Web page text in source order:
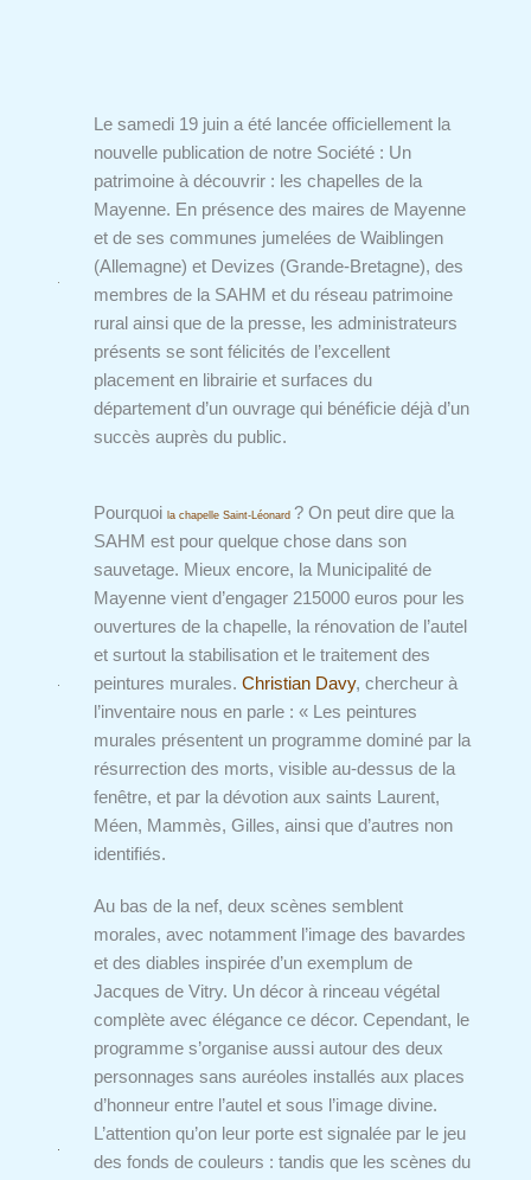
Le samedi 19 juin a été lancée officiellement la
nouvelle publication de notre Société : Un
patrimoine à découvrir : les chapelles de la
Mayenne. En présence des maires de Mayenne
et de ses communes jumelées de Waiblingen
(Allemagne) et Devizes (Grande-Bretagne), des
membres de la SAHM et du réseau patrimoine
rural ainsi que de la presse, les administrateurs
présents se sont félicités de l’excellent
placement en librairie et surfaces du
département d’un ouvrage qui bénéficie déjà d’un
succès auprès du public.
Pourquoila chapelle Saint-Léonard ? On peut dire que la
SAHM est pour quelque chose dans son
sauvetage. Mieux encore, la Municipalité de
Mayenne vient d’engager 215000 euros pour les
ouvertures de la chapelle, la rénovation de l’autel
et surtout la stabilisation et le traitement des
peintures murales.Christian Davy, chercheur à
l’inventaire nous en parle : « Les peintures
murales présentent un programme dominé par la
résurrection des morts, visible au-dessus de la
fenêtre, et par la dévotion aux saints Laurent,
Méen, Mammès, Gilles, ainsi que d’autres non
identifiés.
Au bas de la nef, deux scènes semblent
morales, avec notamment l’image des bavardes
et des diables inspirée d’un exemplum de
Jacques de Vitry. Un décor à rinceau végétal
complète avec élégance ce décor. Cependant, le
programme s’organise aussi autour des deux
personnages sans auréoles installés aux places
d’honneur entre l’autel et sous l’image divine.
L’attention qu’on leur porte est signalée par le jeu
des fonds de couleurs : tandis que les scènes du